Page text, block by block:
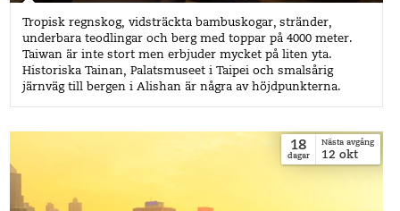
Tropisk regnskog, vidsträckta bambuskogar, stränder,
underbara teodlingar och berg med toppar på 4000 meter.
Taiwan är inte stort men erbjuder mycket på liten yta.
Historiska Tainan, Palatsmuseet i Taipei och smalsårig
järnväg till bergen i Alishan är några av höjdpunkterna.
18
dagar
Nästa avgång
12okt